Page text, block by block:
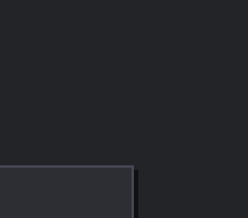
diaria.